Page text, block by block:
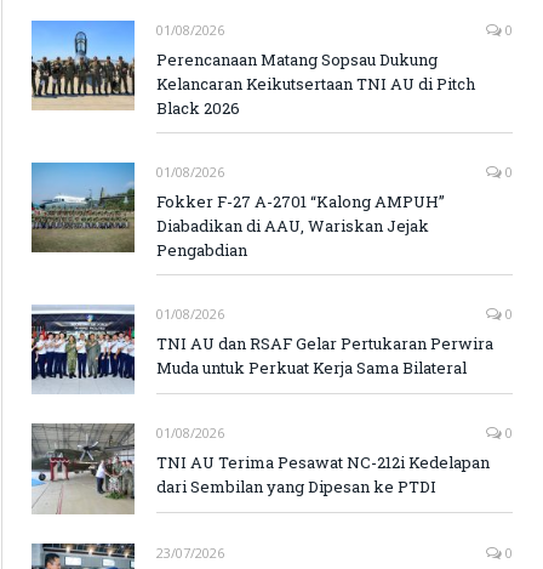
01/08/2026 0
Perencanaan Matang Sopsau Dukung
Kelancaran Keikutsertaan TNI AU di Pitch
Black 2026
01/08/2026 0
Fokker F-27 A-2701 “Kalong AMPUH”
Diabadikan di AAU, Wariskan Jejak
Pengabdian
01/08/2026 0
TNI AU dan RSAF Gelar Pertukaran Perwira
Muda untuk Perkuat Kerja Sama Bilateral
01/08/2026 0
TNI AU Terima Pesawat NC-212i Kedelapan
dari Sembilan yang Dipesan ke PTDI
23/07/2026 0